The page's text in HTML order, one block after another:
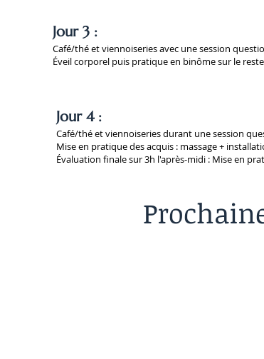
Jour 3 :
Café/thé et viennoiseries avec une session
Éveil corporel puis pratique en binôme sur le
Jour 4 :
Café/thé et viennoiseries durant une session
Mise en pratique des acquis : massage +
Évaluation finalesur 3h l'après-midi : Mise en